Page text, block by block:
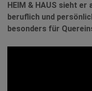
HEIM & HAUS sieht er
beruflich und
besonders für